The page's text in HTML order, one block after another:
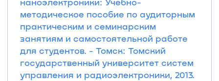
методическое пособие по аудиторным
практическим и семинарским
занятиям и самостоятельной работе
для студентов. - Томск: Томский
государственный университет систем
управления и радиоэлектроники, 2013.